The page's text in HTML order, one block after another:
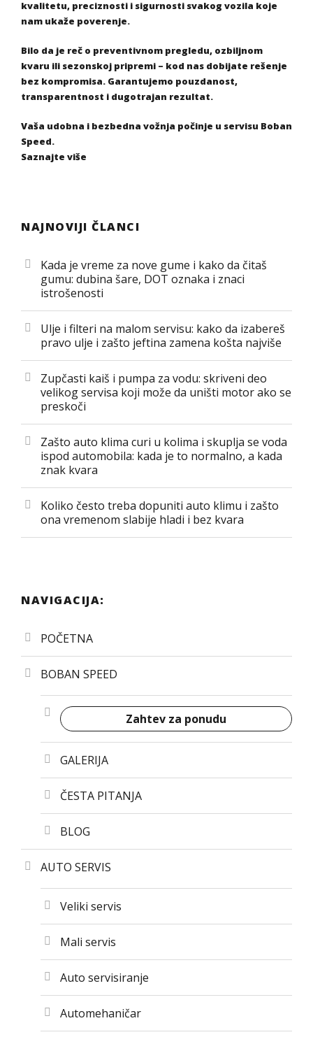
kvalitetu, preciznosti i sigurnosti svakog vozila koje
nam ukaže poverenje.
Bilo da je reč o preventivnom pregledu, ozbiljnom
kvaru ili sezonskoj pripremi – kod nas dobijate rešenje
bez kompromisa. Garantujemo pouzdanost,
transparentnost i dugotrajan rezultat.
Vaša udobna i bezbedna vožnja počinje u servisu Boban
Speed.
Saznajte više
NAJNOVIJI ČLANCI
Kada je vreme za nove gume i kako da čitaš
gumu: dubina šare, DOT oznaka i znaci
istrošenosti
Ulje i filteri na malom servisu: kako da izabereš
pravo ulje i zašto jeftina zamena košta najviše
Zupčasti kaiš i pumpa za vodu: skriveni deo
velikog servisa koji može da uništi motor ako se
preskoči
Zašto auto klima curi u kolima i skuplja se voda
ispod automobila: kada je to normalno, a kada
znak kvara
Koliko često treba dopuniti auto klimu i zašto
ona vremenom slabije hladi i bez kvara
NAVIGACIJA:
POČETNA
BOBAN SPEED
Zahtev za ponudu
GALERIJA
ČESTA PITANJA
BLOG
AUTO SERVIS
Veliki servis
Mali servis
Auto servisiranje
Automehaničar